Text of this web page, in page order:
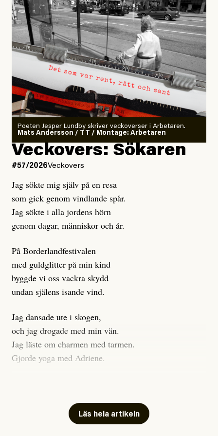
Poeten Jesper Lundby skriver veckoverser i Arbetaren.
Mats Andersson / TT / Montage: Arbetaren
Veckovers: Sökaren
#57/2026Veckovers
Jag sökte mig själv på en resa
som gick genom vindlande spår.
Jag sökte i alla jordens hörn
genom dagar, människor och år.
På Borderlandfestivalen
med guldglitter på min kind
byggde vi oss vackra skydd
undan själens isande vind.
Jag dansade ute i skogen,
och jag drogade med min vän.
Jag läste om charmen med tarmen.
Gjorde yoga med Adriene.
Jag gick djupt ner i mitt trauma.
Undersökte min anknytning
Läs hela artikeln